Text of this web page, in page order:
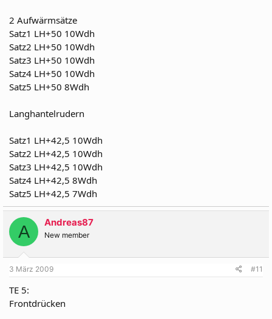
2 Aufwärmsätze
Satz1 LH+50 10Wdh
Satz2 LH+50 10Wdh
Satz3 LH+50 10Wdh
Satz4 LH+50 10Wdh
Satz5 LH+50 8Wdh
Langhantelrudern
Satz1 LH+42,5 10Wdh
Satz2 LH+42,5 10Wdh
Satz3 LH+42,5 10Wdh
Satz4 LH+42,5 8Wdh
Satz5 LH+42,5 7Wdh
A Andreas87
New member
3 März 2009 #11
TE 5:
Frontdrücken